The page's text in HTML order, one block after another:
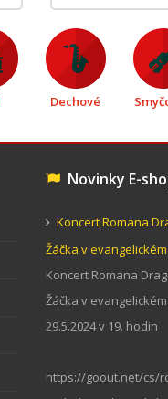
Dechové
Novinky E-
Koncert Romana
Žáčka v
Koncert Romana
Žáčka v
29.5.2024 v 19. hodin
https://goout.net/cs/